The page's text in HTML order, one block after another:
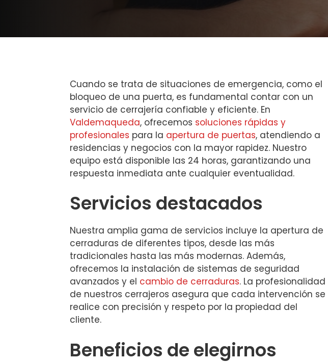
Cuando se trata de situaciones de emergencia, como el
bloqueo de una puerta, es fundamental contar con un
servicio de cerrajería confiable y eficiente. En
Valdemaqueda, ofrecemos soluciones rápidas y
profesionales para la apertura de puertas, atendiendo a
residencias y negocios con la mayor rapidez. Nuestro
equipo está disponible las 24 horas, garantizando una
respuesta inmediata ante cualquier eventualidad.
Servicios destacados
Nuestra amplia gama de servicios incluye la apertura de
cerraduras de diferentes tipos, desde las más
tradicionales hasta las más modernas. Además,
ofrecemos la instalación de sistemas de seguridad
avanzados y el cambio de cerraduras. La profesionalidad
de nuestros cerrajeros asegura que cada intervención se
realice con precisión y respeto por la propiedad del
cliente.
Beneficios de elegirnos